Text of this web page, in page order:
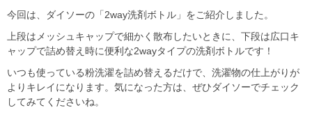
今回は、ダイソーの「2way洗剤ボトル」をご紹介しました。
上段はメッシュキャップで細かく散布したいときに、下段は広口キ
ャップで詰め替え時に便利な2wayタイプの洗剤ボトルです！
いつも使っている粉洗濯を詰め替えるだけで、洗濯物の仕上がりが
よりキレイになります。気になった方は、ぜひダイソーでチェック
してみてくださいね。